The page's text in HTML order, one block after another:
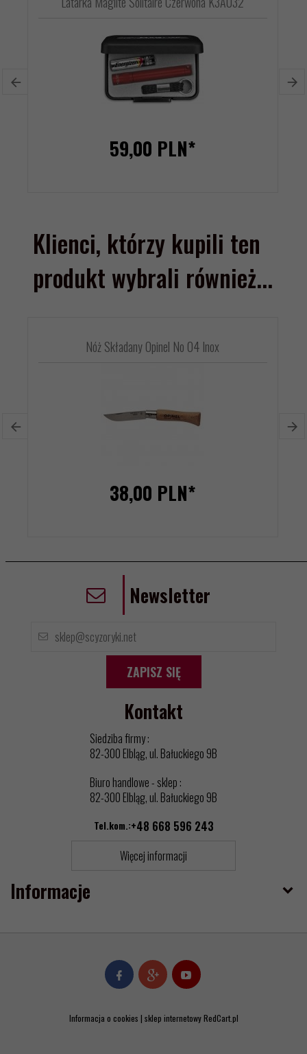
59,00 PLN*
Klienci, którzy kupili ten
produkt wybrali również...
Nóż Składany Opinel No 04 Inox
38,00 PLN*
Informacje
Newsletter
ZAPISZ SIĘ
Kontakt
Siedziba firmy :
82-300 Elbląg, ul. Bałuckiego 9B
Biuro handlowe - sklep :
82-300 Elbląg, ul. Bałuckiego 9B
Tel.kom.:+48 668 596 243
Więcej informacji
Informacja o cookies | sklep internetowyRedCart.pl